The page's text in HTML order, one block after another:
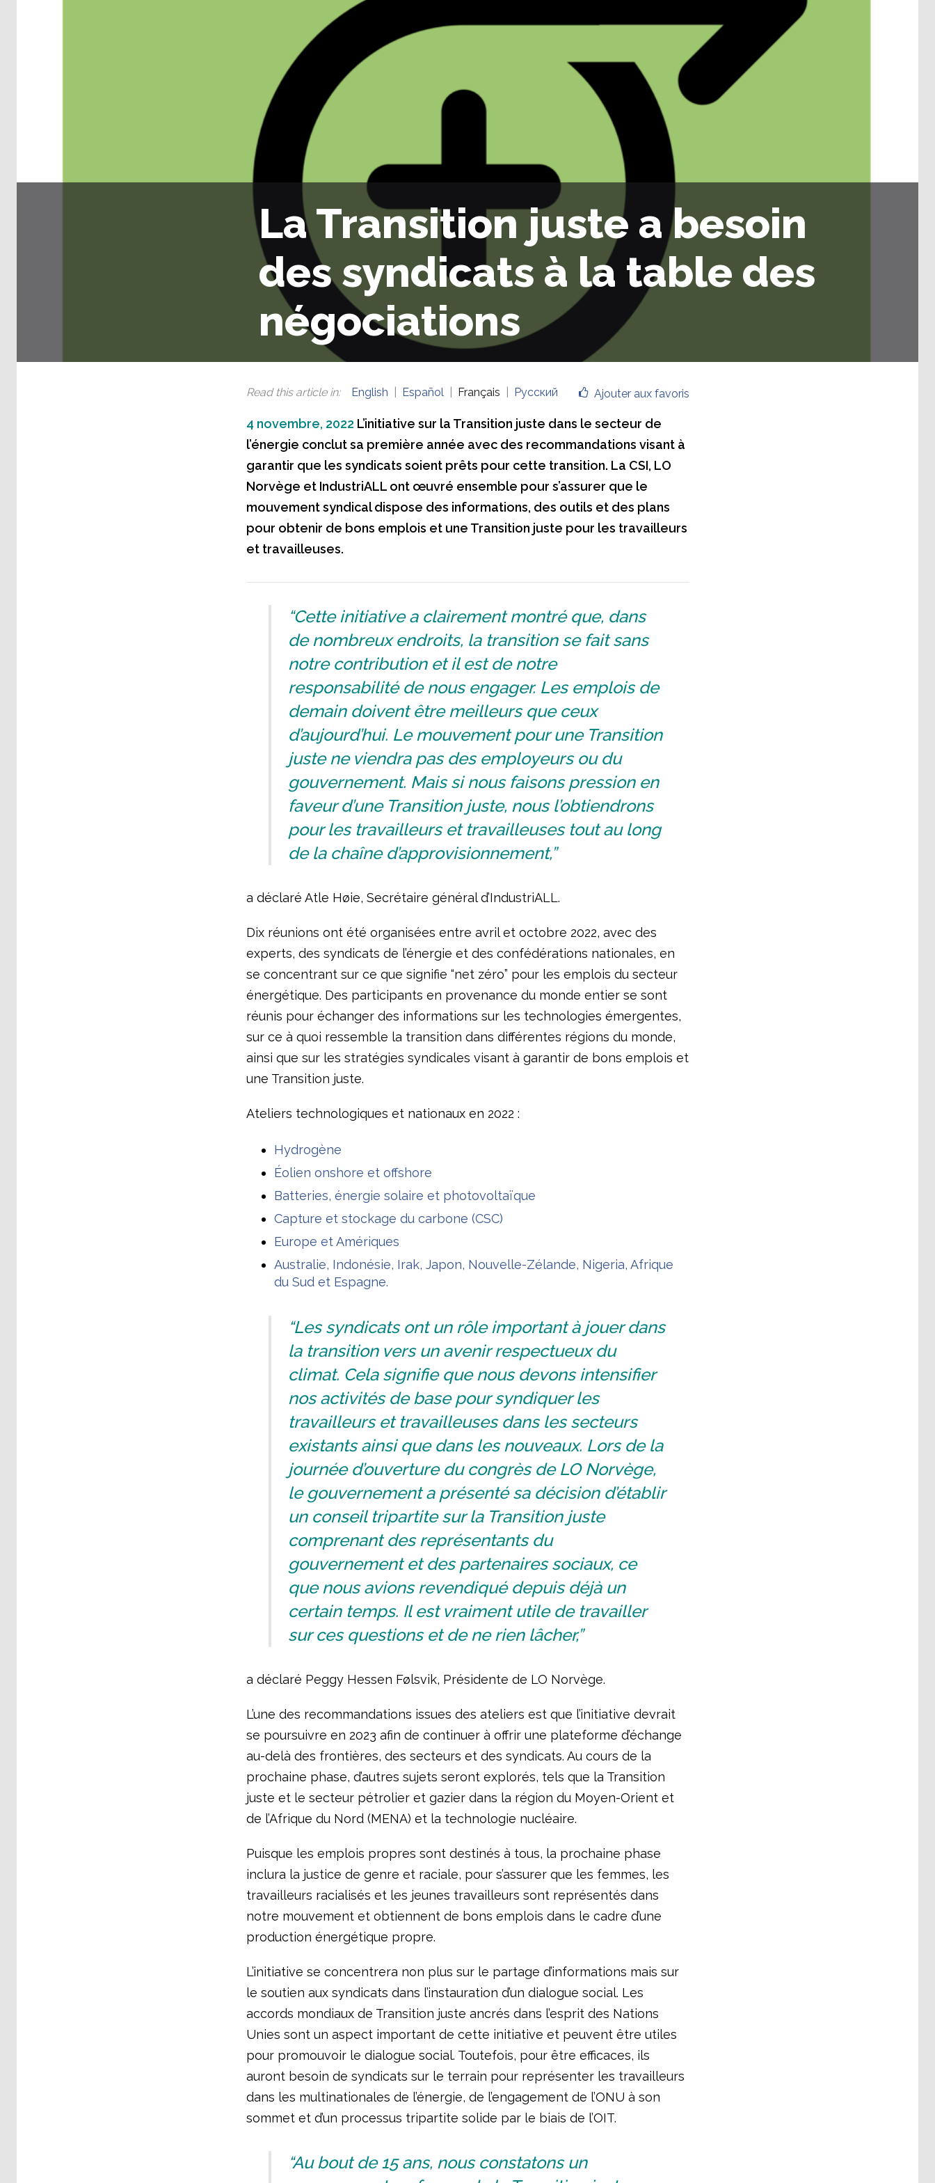
La Transition juste a besoin
des syndicats à la table des
négociations
Ajouter aux favoris
Read this article in: English Español Français Русский
4 novembre, 2022 L’initiative sur la Transition juste dans le secteur de
l’énergie conclut sa première année avec des recommandations visant à
garantir que les syndicats soient prêts pour cette transition. La CSI, LO
Norvège et IndustriALL ont œuvré ensemble pour s’assurer que le
mouvement syndical dispose des informations, des outils et des plans
pour obtenir de bons emplois et une Transition juste pour les travailleurs
et travailleuses.
“Cette initiative a clairement montré que, dans
de nombreux endroits, la transition se fait sans
notre contribution et il est de notre
responsabilité de nous engager. Les emplois de
demain doivent être meilleurs que ceux
d’aujourd’hui. Le mouvement pour une Transition
juste ne viendra pas des employeurs ou du
gouvernement. Mais si nous faisons pression en
faveur d’une Transition juste, nous l’obtiendrons
pour les travailleurs et travailleuses tout au long
de la chaîne d’approvisionnement,”
a déclaré Atle Høie, Secrétaire général d’IndustriALL.
Dix réunions ont été organisées entre avril et octobre 2022, avec des
experts, des syndicats de l’énergie et des confédérations nationales, en
se concentrant sur ce que signifie “net zéro” pour les emplois du secteur
énergétique. Des participants en provenance du monde entier se sont
réunis pour échanger des informations sur les technologies émergentes,
sur ce à quoi ressemble la transition dans différentes régions du monde,
ainsi que sur les stratégies syndicales visant à garantir de bons emplois et
une Transition juste.
Ateliers technologiques et nationaux en 2022 :
Hydrogène
Éolien onshore et offshore
Batteries, énergie solaire et photovoltaïque
Capture et stockage du carbone (CSC)
Europe et Amériques
Australie, Indonésie, Irak, Japon, Nouvelle-Zélande, Nigeria, Afrique
du Sud et Espagne.
“Les syndicats ont un rôle important à jouer dans
la transition vers un avenir respectueux du
climat. Cela signifie que nous devons intensifier
nos activités de base pour syndiquer les
travailleurs et travailleuses dans les secteurs
existants ainsi que dans les nouveaux. Lors de la
journée d’ouverture du congrès de LO Norvège,
le gouvernement a présenté sa décision d’établir
un conseil tripartite sur la Transition juste
comprenant des représentants du
gouvernement et des partenaires sociaux, ce
que nous avions revendiqué depuis déjà un
certain temps. Il est vraiment utile de travailler
sur ces questions et de ne rien lâcher,”
a déclaré Peggy Hessen Følsvik, Présidente de LO Norvège.
L’une des recommandations issues des ateliers est que l’initiative devrait
se poursuivre en 2023 afin de continuer à offrir une plateforme d’échange
au-delà des frontières, des secteurs et des syndicats. Au cours de la
prochaine phase, d’autres sujets seront explorés, tels que la Transition
juste et le secteur pétrolier et gazier dans la région du Moyen-Orient et
de l’Afrique du Nord (MENA) et la technologie nucléaire.
Puisque les emplois propres sont destinés à tous, la prochaine phase
inclura la justice de genre et raciale, pour s’assurer que les femmes, les
travailleurs racialisés et les jeunes travailleurs sont représentés dans
notre mouvement et obtiennent de bons emplois dans le cadre d’une
production énergétique propre.
L’initiative se concentrera non plus sur le partage d’informations mais sur
le soutien aux syndicats dans l’instauration d’un dialogue social. Les
accords mondiaux de Transition juste ancrés dans l’esprit des Nations
Unies sont un aspect important de cette initiative et peuvent être utiles
pour promouvoir le dialogue social. Toutefois, pour être efficaces, ils
auront besoin de syndicats sur le terrain pour représenter les travailleurs
dans les multinationales de l’énergie, de l’engagement de l’ONU à son
sommet et d’un processus tripartite solide par le biais de l’OIT.
“Au bout de 15 ans, nous constatons un